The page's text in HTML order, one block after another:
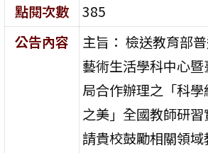
點閱次數
385
公告內容
主旨： 檢送教育部
藝術生活學科中心
局合作辦理之「科
之美」全國教師研習
請貴校鼓勵相關領